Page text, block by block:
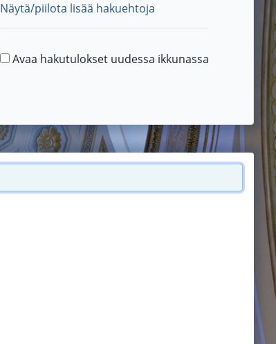
Näytä/piilota lisää hakuehtoja
Avaa hakutulokset uudessa ikkunassa